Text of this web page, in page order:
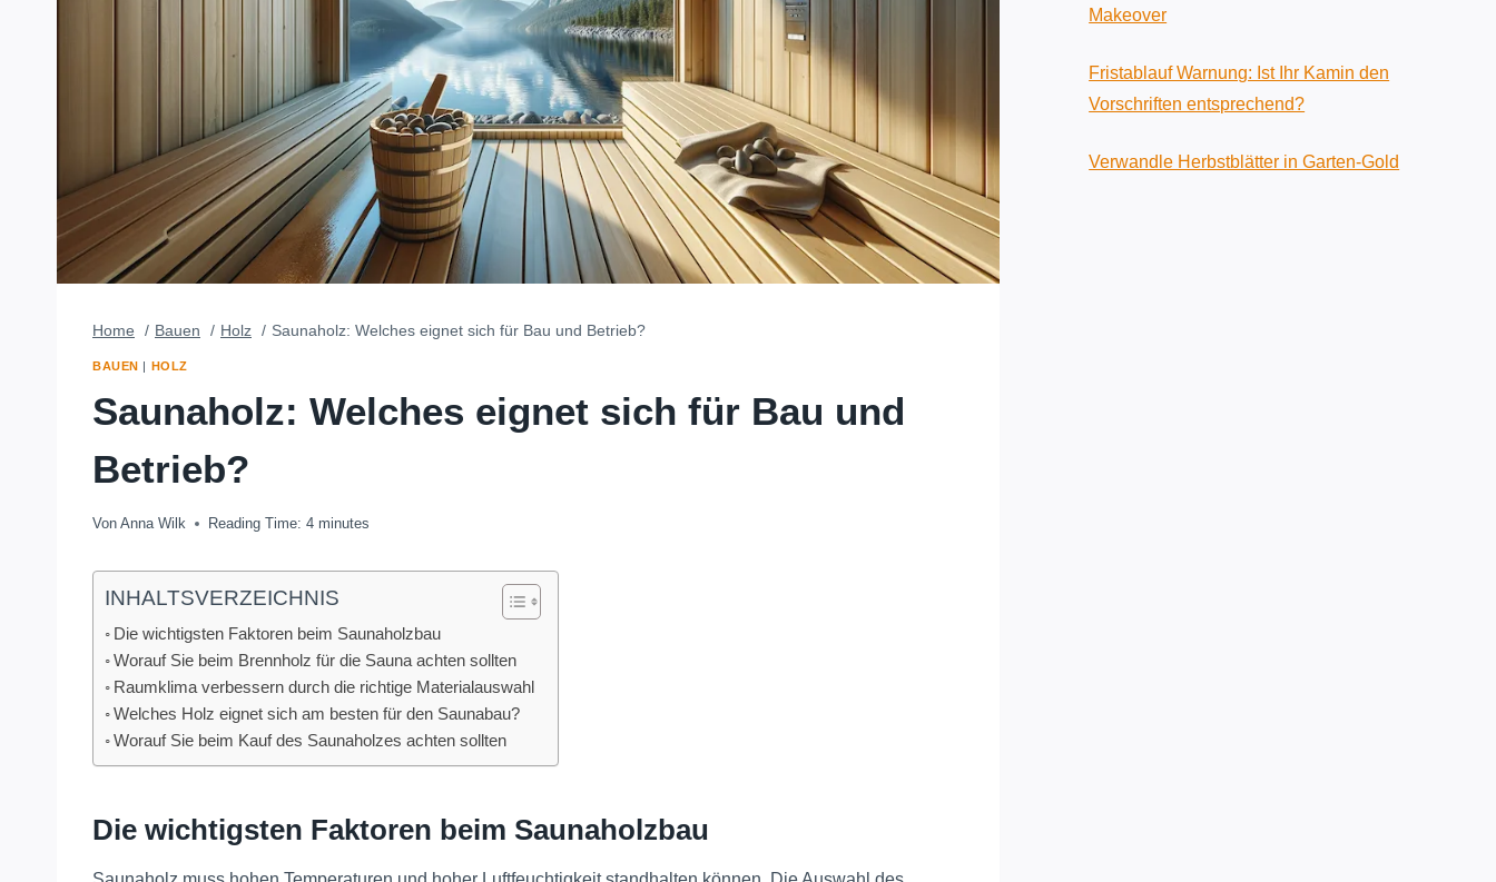
Home Bauen Holz Saunaholz: Welches eignet sich für Bau und Betrieb?
BAUEN HOLZ
Saunaholz: Welches eignet sich für Bau und
Betrieb?
Von Anna Wilk Reading Time: 4 minutes
INHALTSVERZEICHNIS
Die wichtigsten Faktoren beim Saunaholzbau
Worauf Sie beim Brennholz für die Sauna achten sollten
Raumklima verbessern durch die richtige Materialauswahl
Welches Holz eignet sich am besten für den Saunabau?
Worauf Sie beim Kauf des Saunaholzes achten sollten
Die wichtigsten Faktoren beim Saunaholzbau
Makeover
Fristablauf Warnung: Ist Ihr Kamin den
Vorschriften entsprechend?
Verwandle Herbstblätter in Garten-Gold